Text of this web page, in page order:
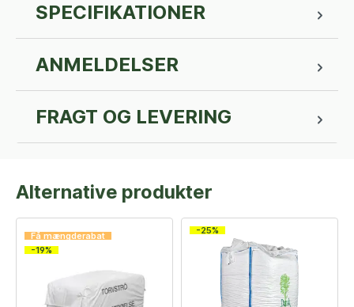
SPECIFIKATIONER
ANMELDELSER
FRAGT OG LEVERING
Alternative produkter
Få mængderabat
-19%
-25%